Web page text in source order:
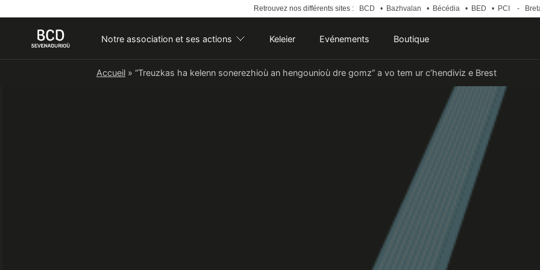
Retrouvez nos différents sites : BCD • Bazhvalan • Bécédia • BED • PCI -
Notre association et ses actions Keleier Evénements Boutique
Accueil » “Treuzkas ha kelenn sonerezhioù an hengounioù dre gomz” a vo tem ur c’hendiviz e Brest